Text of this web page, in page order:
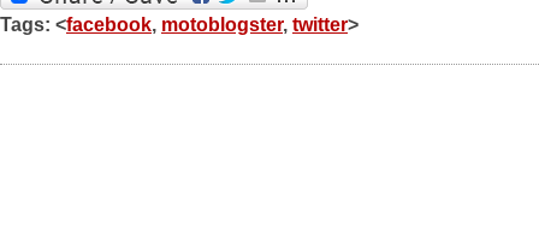
Tags: <facebook, motoblogster, twitter>